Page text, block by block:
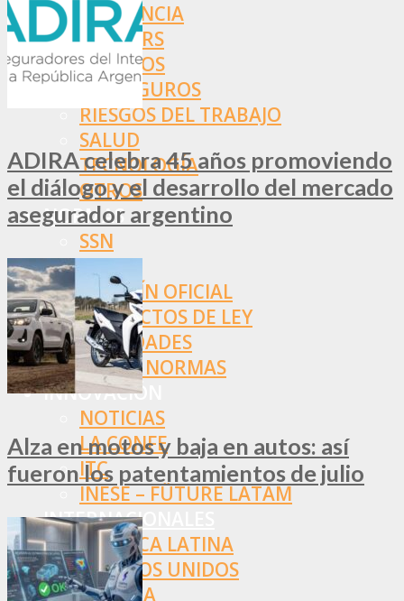
ASISTENCIA
BROKERS
SEGUROS
REASEGUROS
RIESGOS DEL TRABAJO
SALUD
TECNOLOGÍA
OTROS
NORMAS
SSN
SRT
BOLETÍN OFICIAL
PROYECTOS DE LEY
SOCIEDADES
OTRAS NORMAS
INNOVACIÓN
NOTICIAS
LA CONFE
ITC
INESE – FÜTURE LATAM
INTERNACIONALES
AMÉRICA LATINA
ESTADOS UNIDOS
EUROPA
ADIRA celebra 45 años promoviendo
el diálogo y el desarrollo del mercado
asegurador argentino
Alza en motos y baja en autos: así
fueron los patentamientos de julio